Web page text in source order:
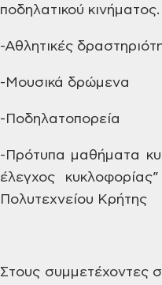
ποδηλατικού κινήματος.
-Αθλητικές
-Μουσικά δρώμενα
-Ποδηλατοπορεία
-Πρότυπα μαθήματα
έλεγχος
Πολυτεχνείου Κρήτης
Στους συμμετέχοντες